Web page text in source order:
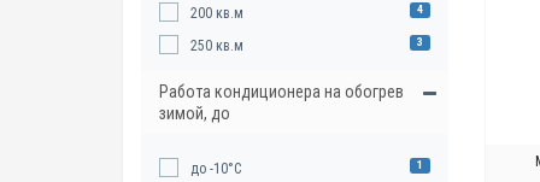
200 кв.м 4
250 кв.м 3
Работа кондиционера на обогрев
зимой, до
до -10°С 1